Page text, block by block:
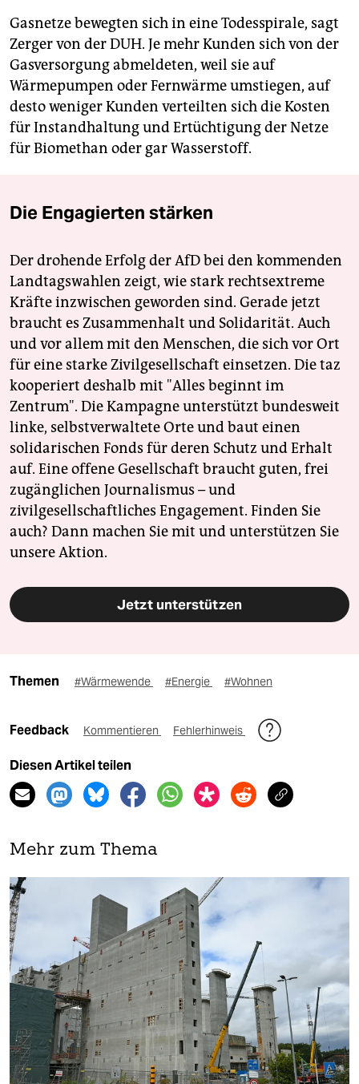
Gasnetze bewegten sich in eine Todesspirale, sagt
Zerger von der DUH. Je mehr Kunden sich von der
Gasversorgung abmeldeten, weil sie auf
Wärmepumpen oder Fernwärme umstiegen, auf
desto weniger Kunden verteilten sich die Kosten
für Instandhaltung und Ertüchtigung der Netze
für Biomethan oder gar Wasserstoff.
Die Engagierten stärken
Der drohende Erfolg der AfD bei den kommenden
Landtagswahlen zeigt, wie stark rechtsextreme
Kräfte inzwischen geworden sind. Gerade jetzt
braucht es Zusammenhalt und Solidarität. Auch
und vor allem mit den Menschen, die sich vor Ort
für eine starke Zivilgesellschaft einsetzen. Die taz
kooperiert deshalb mit "Alles beginnt im
Zentrum". Die Kampagne unterstützt bundesweit
linke, selbstverwaltete Orte und baut einen
solidarischen Fonds für deren Schutz und Erhalt
auf. Eine offene Gesellschaft braucht guten, frei
zugänglichen Journalismus – und
zivilgesellschaftliches Engagement. Finden Sie
auch? Dann machen Sie mit und unterstützen Sie
unsere Aktion.
Jetzt unterstützen
Themen #Wärmewende #Energie #Wohnen
Feedback Kommentieren Fehlerhinweis
Diesen Artikel teilen
Mehr zum Thema